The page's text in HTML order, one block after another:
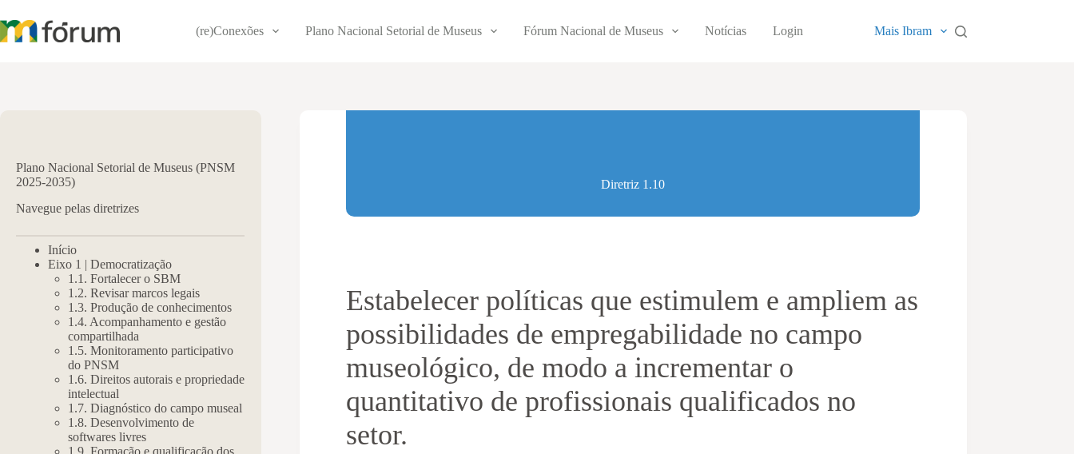
para
o
(re)Conexões Plano Nacional Setorial de Museus Fórum Nacional de Museus Notícias Login Mais Ibram
Diretriz 1.10
Estabelecer políticas que estimulem e ampliem as
possibilidades de empregabilidade no campo
museológico, de modo a incrementar o
quantitativo de profissionais qualificados no
setor.
Plano Nacional Setorial de Museus (PNSM
2025-2035)
Navegue pelas diretrizes
Início
Eixo 1 | Democratização
1.1. Fortalecer o SBM
1.2. Revisar marcos legais
1.3. Produção de conhecimentos
1.4. Acompanhamento e gestão
compartilhada
1.5. Monitoramento participativo
do PNSM
1.6. Direitos autorais e propriedade
intelectual
1.7. Diagnóstico do campo museal
1.8. Desenvolvimento de
softwares livres
1.9. Formação e qualificação dos